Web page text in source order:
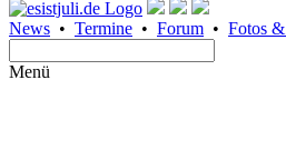
News • Termine • Forum • Fotos
Menü